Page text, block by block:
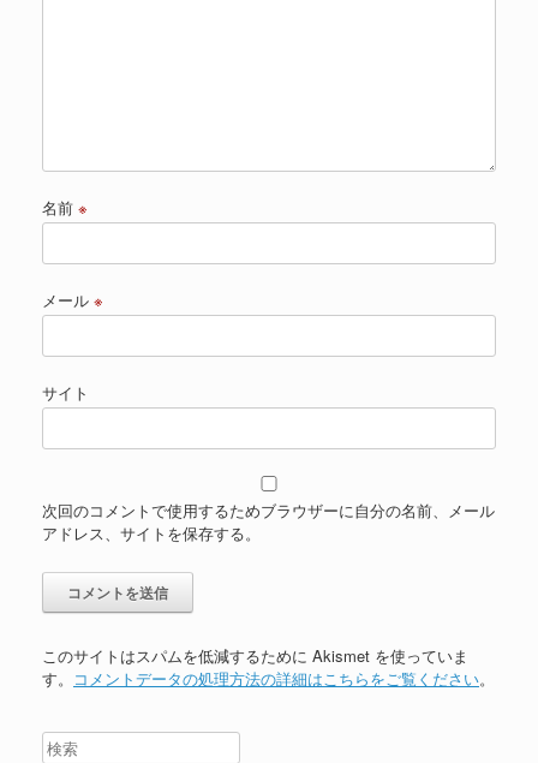
名前 ※
メール ※
サイト
次回のコメントで使用するためブラウザーに自分の名前、メール
アドレス、サイトを保存する。
このサイトはスパムを低減するために Akismet を使っていま
す。 コメントデータの処理方法の詳細はこちらをご覧ください。